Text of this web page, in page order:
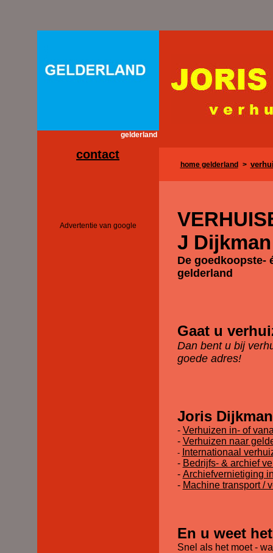
gelderland
contact
Advertentie van google
home gelderland >
J Dijkman
De goedkoopste-
gelderland
Gaat u
Dan bent u bij
goede adres!
Joris
- Verhuizen in- of
- Verhuizen naar
- Internationaal
- Bedrijfs- & archief
- Archiefvernietiging
- Machine transport /
En u weet
Snel als het moet -